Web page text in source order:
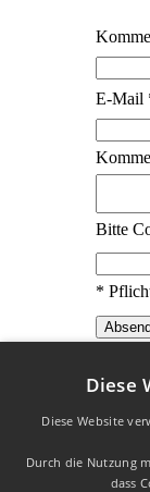
E-Mail
Bitte
*
Die Erklärungen
Genehmigung
03.08.2019
Diese
Diese Website
Durch die Nutzung
dass